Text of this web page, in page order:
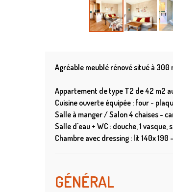
Agréable meublé rénové situé à
Appartement de type T2 de 42 m2
Cuisine ouverte équipée : four -
Salle à manger / Salon 4 chaises -
Salle d'eau + WC : douche, 1 vasque,
Chambre avec dressing : lit 140x
GÉNÉRAL